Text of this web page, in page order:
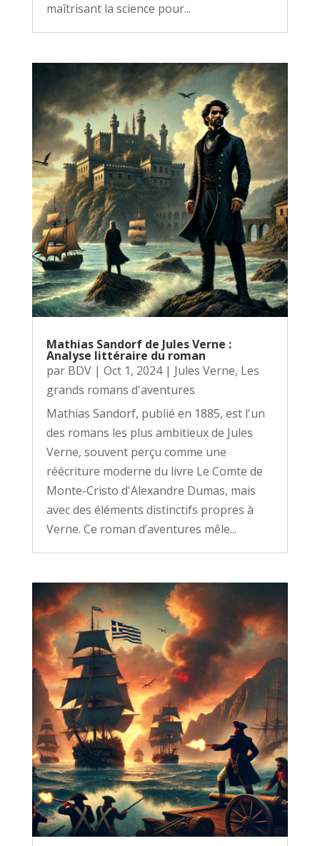
maîtrisant la science pour...
Mathias Sandorf de Jules Verne :
Analyse littéraire du roman
par BDV| Oct 1, 2024| Jules Verne, Les
grands romans d'aventures
Mathias Sandorf, publié en 1885, est l'un
des romans les plus ambitieux de Jules
Verne, souvent perçu comme une
réécriture moderne du livre Le Comte de
Monte-Cristo d'Alexandre Dumas, mais
avec des éléments distinctifs propres à
Verne. Ce roman d’aventures mêle...